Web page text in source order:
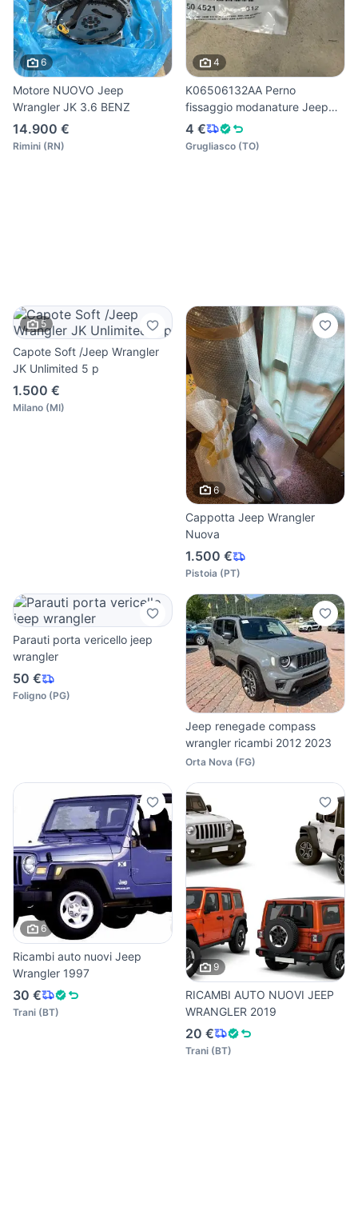
6
Motore NUOVO Jeep
Wrangler JK 3.6 BENZ
14.900 €
Rimini (RN)
4
K06506132AA Perno
fissaggio modanature Jeep
Grand
4 €
Grugliasco (TO)
5
Capote Soft /Jeep Wrangler
JK Unlimited 5 p
1.500 €
Milano (MI)
6
Cappotta Jeep Wrangler
Nuova
1.500 €
Pistoia (PT)
Parauti porta vericello jeep
wrangler
50 €
Foligno (PG)
Jeep renegade compass
wrangler ricambi 2012 2023
Orta Nova (FG)
6
Ricambi auto nuovi Jeep
Wrangler 1997
30 €
Trani (BT)
9
RICAMBI AUTO NUOVI JEEP
WRANGLER 2019
20 €
Trani (BT)